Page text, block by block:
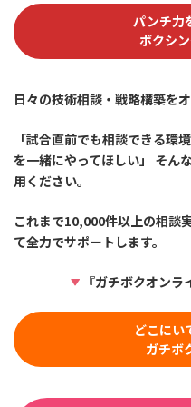
パンチ力
ボクシ
日々の技術相談・戦略構築を
「試合直前でも相談できる環
を一緒にやってほしい」 そん
用ください。
これまで10,000件以上の相談
て全力でサポートします。
『ガチボクオン
どこにい
ガチボ